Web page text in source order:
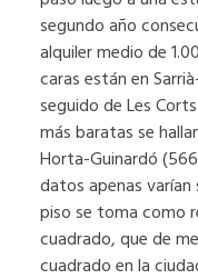
segundo año
alquiler medio de
caras están en
seguido de Les
más baratas se
Horta-Guinardó
datos apenas
piso se toma como
cuadrado, que de
cuadrado en la